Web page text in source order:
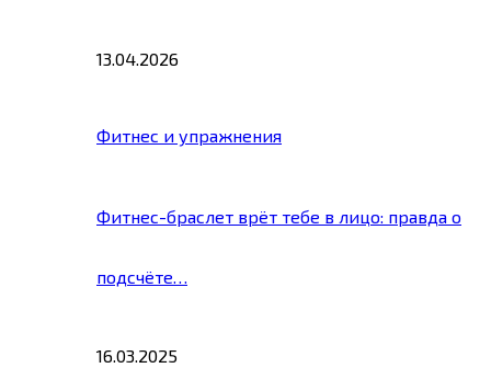
13.04.2026
Фитнес и упражнения
Фитнес-браслет врёт тебе в лицо: правда о
подсчёте…
16.03.2025